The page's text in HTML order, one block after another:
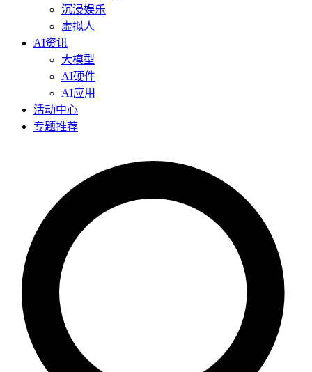
沉浸娱乐
虚拟人
AI资讯
大模型
AI硬件
AI应用
活动中心
专题推荐